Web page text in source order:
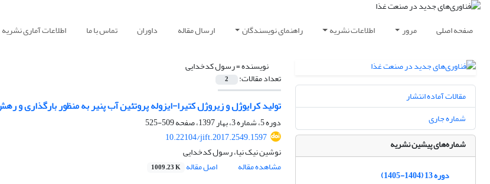
صفحه اصلی مرور اطلاعات نشریه راهنمای نویسندگان ارسال مقاله داوران تماس با ما اطلاعات آماری نشریه
نویسنده =رسول کدخدایی
تعداد مقالات: 2
تولید کرایوژل و زیروژل کتیرا-ایزوله پروتئین آب پنیر به منظور بارگذاری
دوره 5، شماره 3، بهار 1397، صفحه
509-525
10.22104/jift.2017.2549.1597
نوشین نیک نیا، رسول کدخدایی
مشاهده مقاله
اصل مقاله 1009.23 K
مقالات آماده انتشار
شماره جاری
شماره‌های پیشین نشریه
دوره 13 (1404-1405)